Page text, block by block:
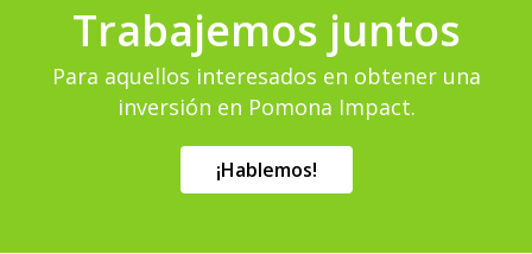
Trabajemos juntos
Para aquellos interesados ​​en obtener una
inversión en Pomona Impact.
¡Hablemos!